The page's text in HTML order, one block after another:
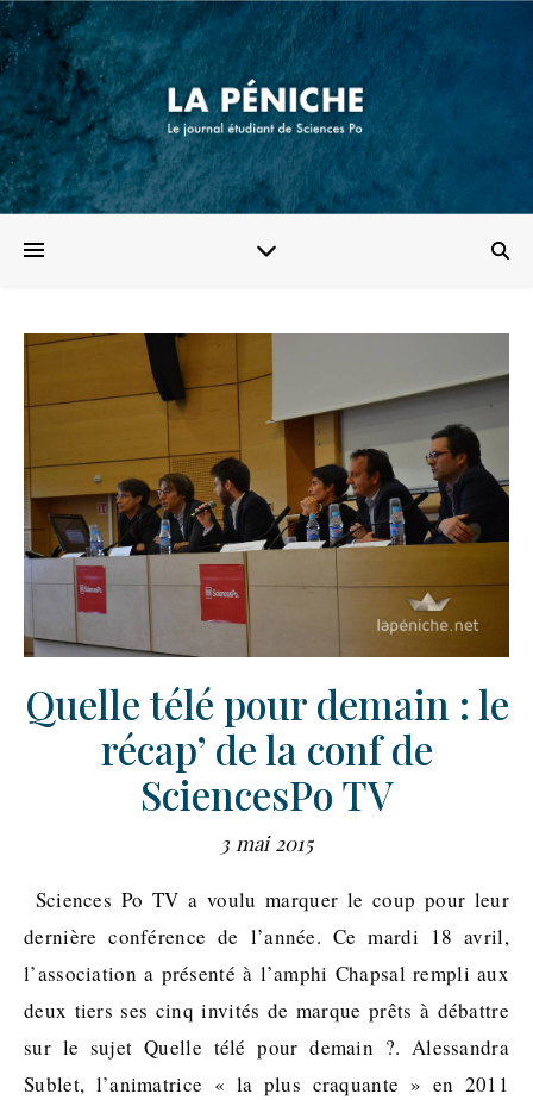
Quelle télé pour demain : le
récap’ de la conf de
SciencesPo TV
3 mai 2015
Sciences Po TV a voulu marquer le coup pour leur
dernière conférence de l’année. Ce mardi 18 avril,
l’association a présenté à l’amphi Chapsal rempli aux
deux tiers ses cinq invités de marque prêts à débattre
sur le sujet Quelle télé pour demain ?. Alessandra
Sublet, l’animatrice « la plus craquante » en 2011